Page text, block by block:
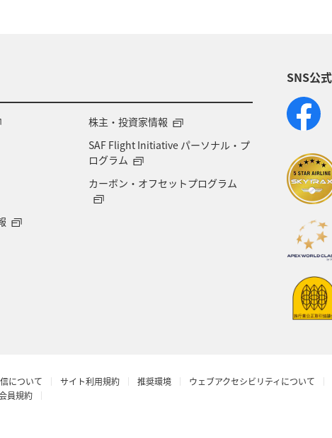
株主・投資家情報
SAF Flight Initiative パーソナル・プ
ログラム
カーボン・オフセットプログラム
SNS公
について サイト利用規約 推奨環境 ウェブアクセシビリティについて
員規約